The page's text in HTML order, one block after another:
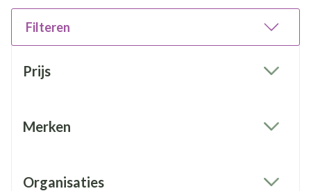
Filteren
Prijs
Merken
Organisaties